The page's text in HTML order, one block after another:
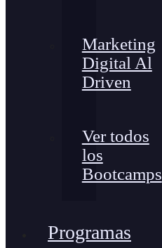
Marketing
Digital Al
Driven
Ver todos
los
Bootcamps
Programas